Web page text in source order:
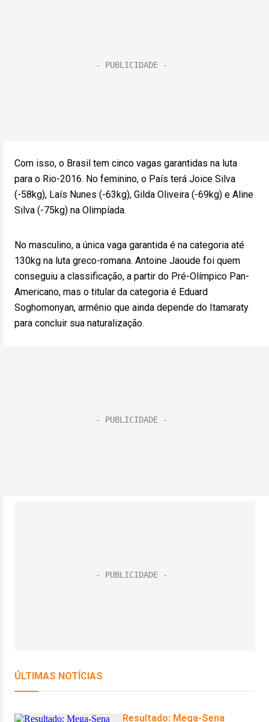
Com isso, o Brasil tem cinco vagas garantidas na luta
para o Rio-2016. No feminino, o País terá Joice Silva
(-58kg), Laís Nunes (-63kg), Gilda Oliveira (-69kg) e Aline
Silva (-75kg) na Olimpíada.
No masculino, a única vaga garantida é na categoria até
130kg na luta greco-romana. Antoine Jaoude foi quem
conseguiu a classificação, a partir do Pré-Olímpico Pan-
Americano, mas o titular da categoria é Eduard
Soghomonyan, armênio que ainda depende do Itamaraty
para concluir sua naturalização.